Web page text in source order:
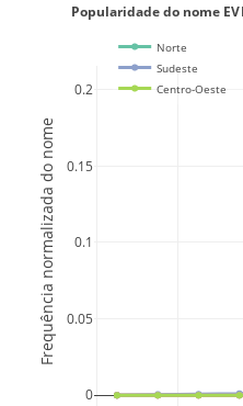
0
0.05
0.1
0.15
0.2
Norte
Sudeste
Centro-Oeste
Popularidade do nome
Frequência normalizada do nome